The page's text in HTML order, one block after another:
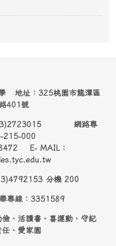
地址：325桃園市龍潭區
401號
(03)2723015 網路專
215-000
E- MAIL：
分機 200
專線：3351589
、活讀書、喜運動、守紀
、愛家園